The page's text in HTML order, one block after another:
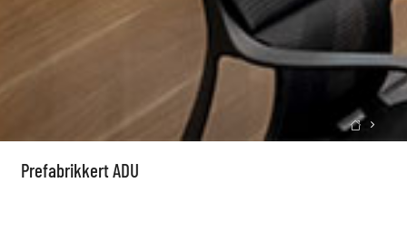

Prefabrikkert ADU